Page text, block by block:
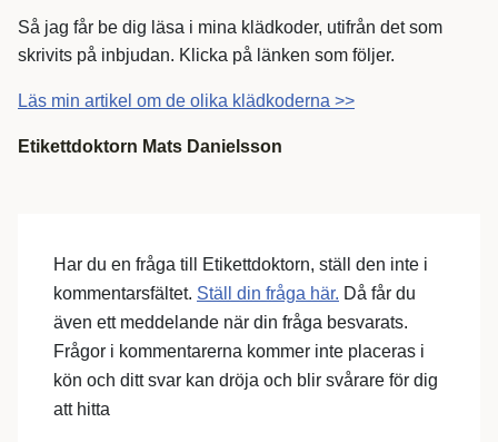
Så jag får be dig läsa i mina klädkoder, utifrån det som
skrivits på inbjudan. Klicka på länken som följer.
Läs min artikel om de olika klädkoderna >>
Etikettdoktorn Mats Danielsson
Har du en fråga till Etikettdoktorn, ställ den inte i
kommentarsfältet. Ställ din fråga här. Då får du
även ett meddelande när din fråga besvarats.
Frågor i kommentarerna kommer inte placeras i
kön och ditt svar kan dröja och blir svårare för dig
att hitta